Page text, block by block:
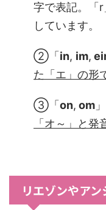
字で表記。「r
しています。
②「 in, im,
た「エ」の形
③「 on, om
「オ～ 」と発
リエゾンやア